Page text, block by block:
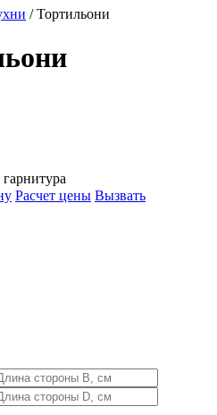
/ Тортильони
Расчет цены Вызвать